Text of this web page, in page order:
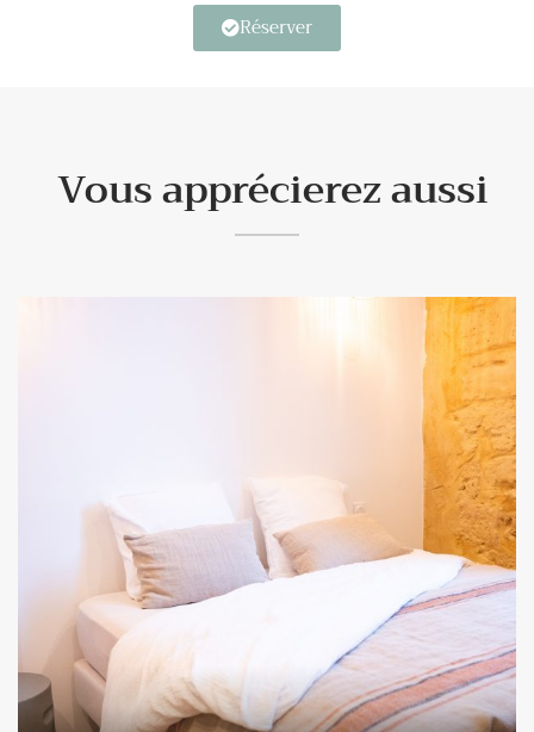
Réserver
Vous apprécierez aussi